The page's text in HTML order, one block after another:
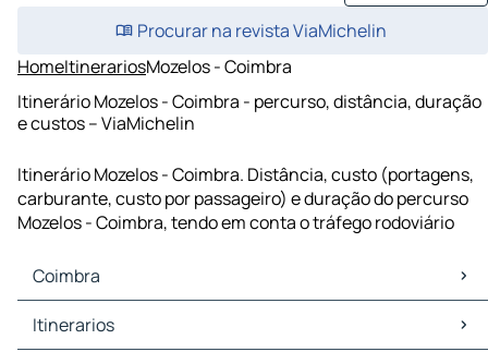
Procurar na revista ViaMichelin
HomeItinerariosMozelos - Coimbra
Itinerário Mozelos - Coimbra - percurso, distância, duração
e custos – ViaMichelin
Itinerário Mozelos - Coimbra. Distância, custo (portagens,
carburante, custo por passageiro) e duração do percurso
Mozelos - Coimbra, tendo em conta o tráfego rodoviário
Coimbra
Coimbra Mapas Plantas
Coimbra Trafego
Itinerarios